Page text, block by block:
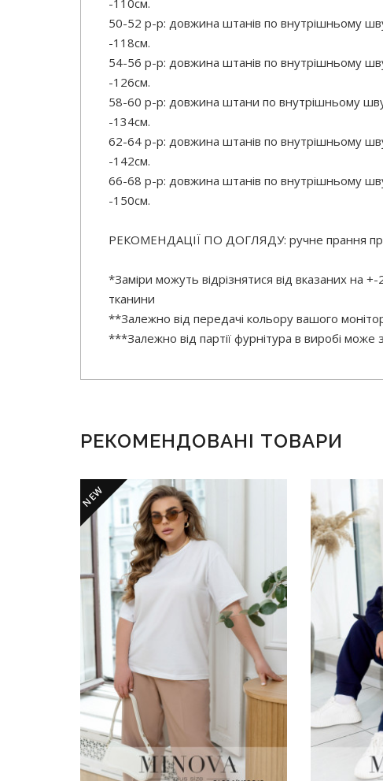
-110см.
50-52 р-р: довжина штанів по внутрішньому
-118см.
54-56 р-р: довжина штанів по внутрішньому
-126см.
58-60 р-р: довжина штани по внутрішньому
-134см.
62-64 р-р: довжина штанів по внутрішньому
-142см.
66-68 р-р: довжина штанів по внутрішньому
-150см.
РЕКОМЕНДАЦІЇ ПО ДОГЛЯДУ: ручне прання при
*Заміри можуть відрізнятися від вказаних на
тканини
**Залежно від передачі кольору вашого
***Залежно від партії фурнітура в виробі може
РЕКОМЕНДОВАНІ ТОВАРИ
NEW